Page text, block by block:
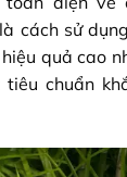
cách sử
quả cao
chuẩn